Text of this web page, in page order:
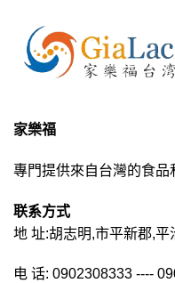
家樂福
專門提供來自台灣的食品
联系方式
地 址:胡志明,市平新郡,
电 话: 0902308333 ----